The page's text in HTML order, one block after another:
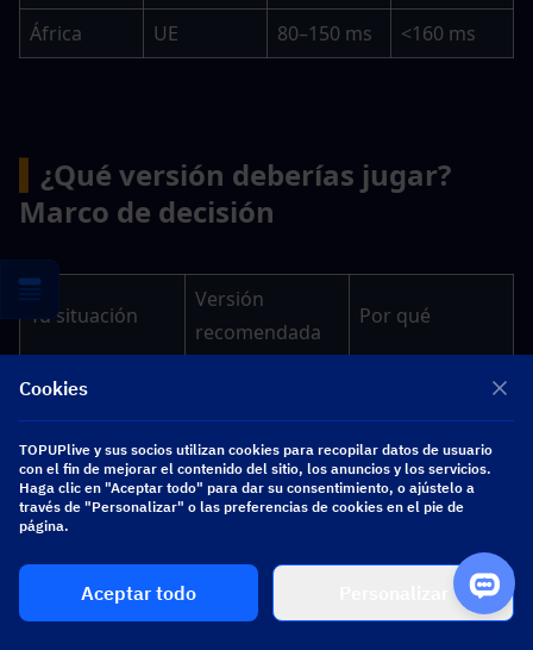
África UE 80–150 ms <160 ms
¿Qué versión deberías jugar?
Marco de decisión
Tu situación
Versión
recomendada
Por qué
Jugador móvil
fuera de China
Arena Breakout
Mobile (Global)
completo con
iOS/Android,
Level Infinite
Pass, sin
Mejores
Cookies
TOPUPlive y sus socios utilizan cookies para recopilar datos de usuario
con el fin de mejorar el contenido del sitio, los anuncios y los servicios.
Haga clic en "Aceptar todo" para dar su consentimiento, o ajústelo a
través de "Personalizar" o las preferencias de cookies en el pie de
página.
Aceptar todo